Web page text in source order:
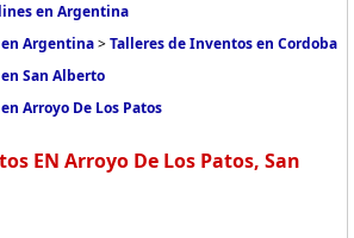
en Argentina
Argentina>Talleres de Inventos en Cordoba
San Alberto
Arroyo De Los Patos
EN Arroyo De Los Patos, San